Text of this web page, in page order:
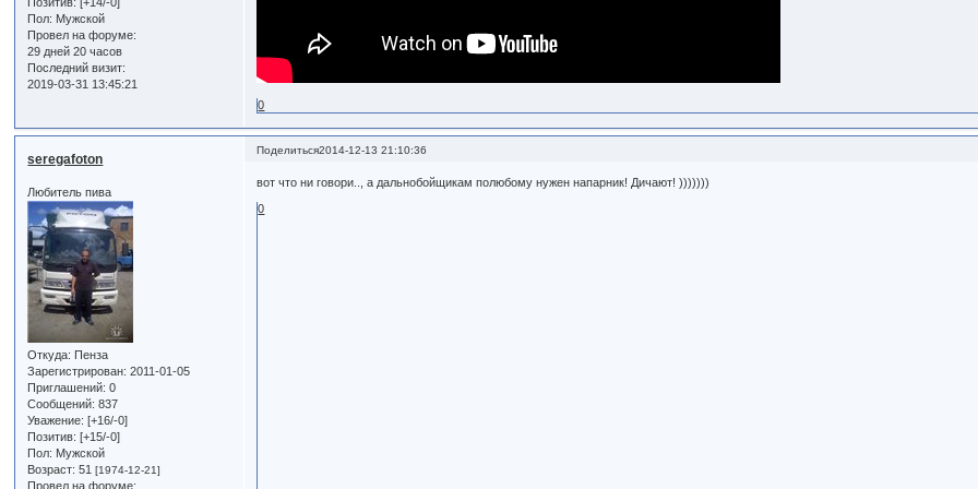
Пол: Мужской
Провел на форуме:
29 дней 20 часов
Последний визит:
2019-03-31 13:45:21
0
Поделиться2014-12-13 21:10:36
seregafoton
Любитель пива
Откуда: Пенза
Зарегистрирован: 2011-01-05
Приглашений: 0
Сообщений: 837
Уважение: [+16/-0]
Позитив: [+15/-0]
Пол: Мужской
Возраст: 51[1974-12-21]
Провел на форуме:
вот что ни говори.., а дальнобойщикам полюбому нужен напарник! Дичают! )))))))
0